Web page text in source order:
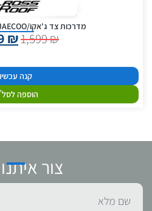
מדרכות צד ג'אקו/J8 JAECOO מעל 24 -UP
1,599₪
₪
קנה עכשיו
הוספה לסל
צור